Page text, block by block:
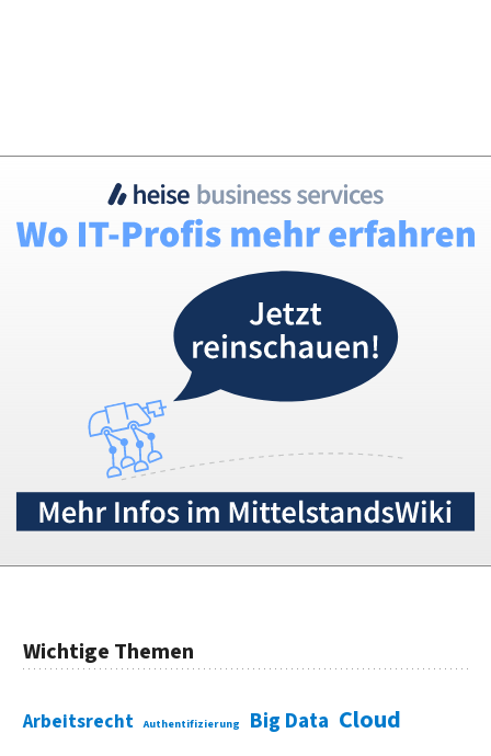
Wichtige Themen
Arbeitsrecht Authentifizierung Big Data Cloud